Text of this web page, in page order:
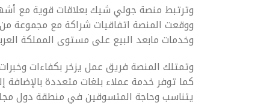
وترتبط منصة جولي شيك بعلاقات قوية مع أشهر
ووقعت المنصة اتفاقيات شراكة مع مجموعة من
وخدمات مابعد البيع على مستوى المملكة
وتمتلك المنصة فريق عمل يزخر بكفاءات
كما توفر خدمة عملاء بلغات متعددة بالإضافة
يتناسب وحاجة المتسوقين في منطقة دول